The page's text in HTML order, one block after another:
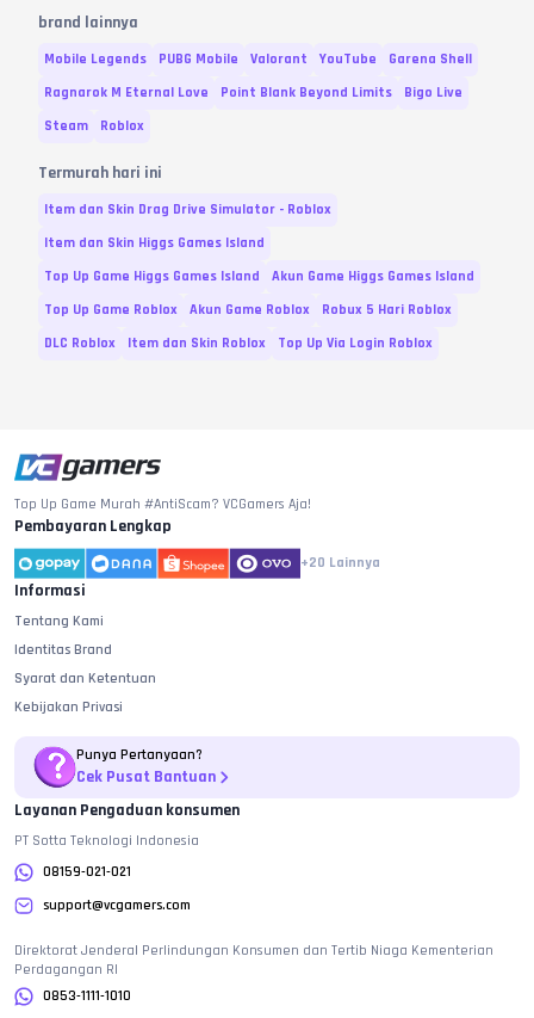
brand lainnya
Mobile Legends PUBG Mobile Valorant YouTube
Garena Shell
Ragnarok M Eternal Love
Point Blank Beyond Limits
Bigo Live
Steam
Roblox
Termurah hari ini
Item dan Skin Drag Drive Simulator - Roblox
Item dan Skin Higgs Games Island
Top Up Game Higgs Games Island
Akun Game Higgs Games Island
Top Up Game Roblox
Akun Game Roblox
Robux 5 Hari Roblox
DLC Roblox
Item dan Skin Roblox Top Up Via Login Roblox
Top Up Game Murah #AntiScam? VCGamers Aja!
Pembayaran Lengkap
+20 Lainnya
Informasi
Tentang Kami
Identitas Brand
Syarat dan Ketentuan
Kebijakan Privasi
Punya Pertanyaan?
Cek Pusat Bantuan
Layanan Pengaduan konsumen
PT Sotta Teknologi Indonesia
08159-021-021
support@vcgamers.com
Direktorat Jenderal Perlindungan Konsumen dan Tertib Niaga Kementerian
Perdagangan RI
0853-1111-1010